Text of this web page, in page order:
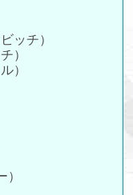
ッチ）
）
）